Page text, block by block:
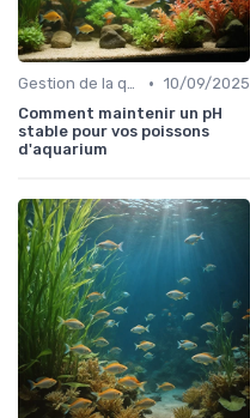
Gestion de la qualité de l'eau • 10/09/2025
Comment maintenir un pH
stable pour vos poissons
d'aquarium